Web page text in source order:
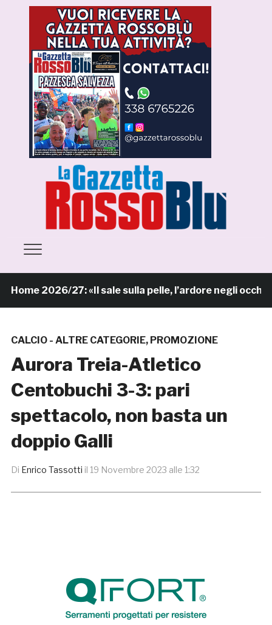
2026/27: «Il sale sulla pelle, l’ardore negli occhi»
CALCIO - ALTRE CATEGORIE, PROMOZIONE
Aurora Treia-Atletico
Centobuchi 3-3: pari
spettacolo, non basta un
doppio Galli
Di Enrico Tassotti il 19 Novembre 2023 alle 1:32